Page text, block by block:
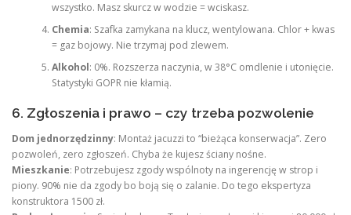
wszystko. Masz skurcz w wodzie = wciskasz.
Chemia: Szafka zamykana na klucz, wentylowana. Chlor + kwas
= gaz bojowy. Nie trzymaj pod zlewem.
Alkohol: 0%. Rozszerza naczynia, w 38°C omdlenie i utonięcie.
Statystyki GOPR nie kłamią.
6. Zgłoszenia i prawo – czy trzeba pozwolenie
Dom jednorzędzinny: Montaż jacuzzi to “bieżąca konserwacja”. Zero
pozwoleń, zero zgłoszeń. Chyba że kujesz ściany nośne.
Mieszkanie: Potrzebujesz zgody wspólnoty na ingerencję w strop i
piony. 90% nie da zgody bo boją się o zalanie. Do tego ekspertyza
konstruktora 1500 zł.